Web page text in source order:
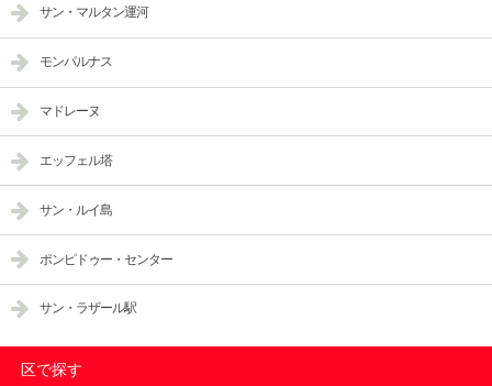
サン・マルタン運河
モンパルナス
マドレーヌ
エッフェル塔
サン・ルイ島
ポンピドゥー・センター
サン・ラザール駅
区で探す